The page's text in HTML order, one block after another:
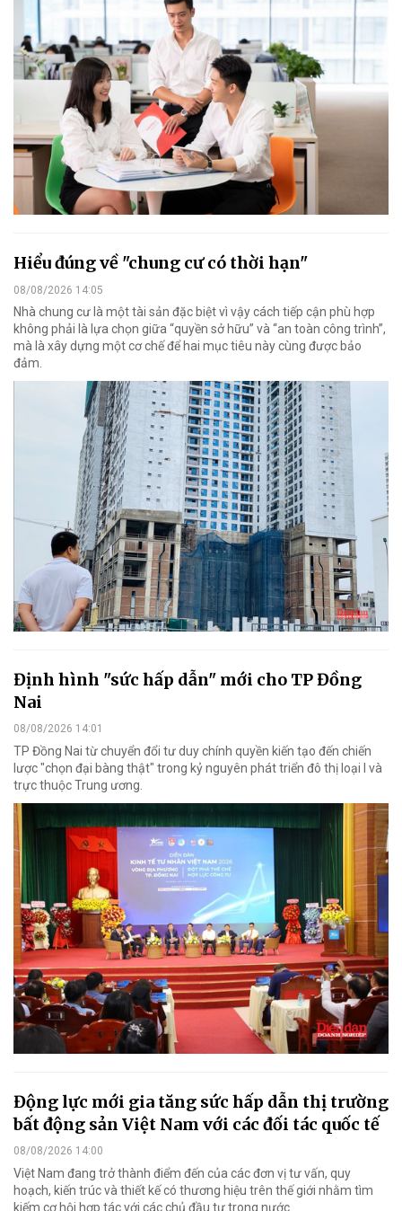
Hiểu đúng về "chung cư có thời hạn"
08/08/2026 14:05
Nhà chung cư là một tài sản đặc biệt vì vậy cách tiếp cận phù hợp
không phải là lựa chọn giữa “quyền sở hữu” và “an toàn công trình”,
mà là xây dựng một cơ chế để hai mục tiêu này cùng được bảo
đảm.
Định hình "sức hấp dẫn" mới cho TP Đồng
Nai
08/08/2026 14:01
TP Đồng Nai từ chuyển đổi tư duy chính quyền kiến tạo đến chiến
lược "chọn đại bàng thật" trong kỷ nguyên phát triển đô thị loại I và
trực thuộc Trung ương.
Động lực mới gia tăng sức hấp dẫn thị trường
bất động sản Việt Nam với các đối tác quốc tế
08/08/2026 14:00
Việt Nam đang trở thành điểm đến của các đơn vị tư vấn, quy
hoạch, kiến trúc và thiết kế có thương hiệu trên thế giới nhằm tìm
kiếm cơ hội hợp tác với các chủ đầu tư trong nước.